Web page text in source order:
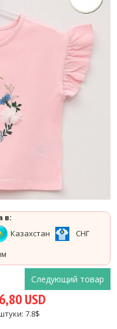
в:
Казахстан
СНГ
Следующий товар
USD
7.8$